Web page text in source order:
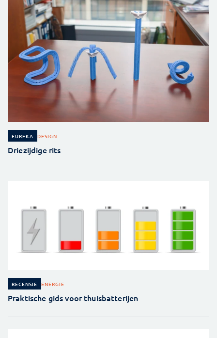
EUREKA DESIGN
Driezijdige rits
RECENSIE ENERGIE
Praktische gids voor thuisbatterijen